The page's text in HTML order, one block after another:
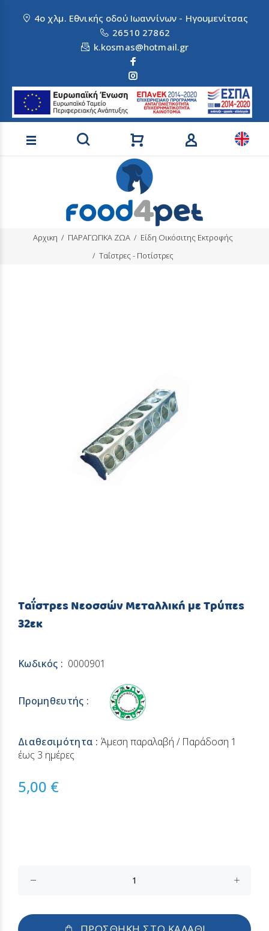
4ο χλμ. Εθνικής οδού Ιωαννίνων - Ηγουμενίτσας
26510 27862
k.kosmas@hotmail.gr
Αναζήτηση προϊόντων
Αρχικη ΠΑΡΑΓΩΓΙΚΑ ΖΩΑ
Είδη Οικόσιτης Εκτροφής
Ταΐστρες - Ποτίστρες
Ταΐστρες Νεοσσών Μεταλλική με Τρύπες
32εκ
Κωδικός : 0000901
Προμηθευτής :
Διαθεσιμότητα :Άμεση παραλαβή / Παράδoση 1
έως 3 ημέρες
5,00 €